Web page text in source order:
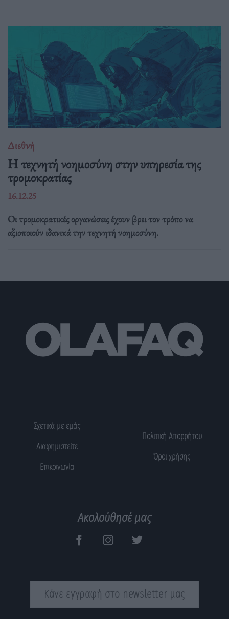
Διεθνή
Η τεχνητή νοημοσύνη στην υπηρεσία της
τρομοκρατίας
16.12.25
Οι τρομοκρατικές οργανώσεις έχουν βρει τον τρόπο να
αξιοποιούν ιδανικά την τεχνητή νοημοσύνη.
Σχετικά με εμάς
Διαφημιστείτε
Επικοινωνία
Πολιτική Απορρήτου
Όροι χρήσης
Ακολούθησέ μας
Κάνε εγγραφή στο newsletter μας